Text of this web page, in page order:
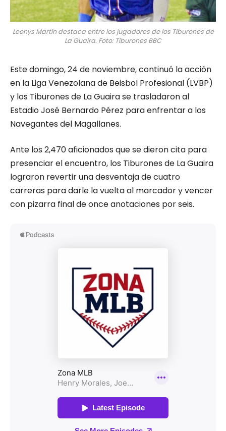
Leonys Martín destaca entre los jugadores de los Tiburones de
La Guaira. Foto: Tiburones BBC
Este domingo, 24 de noviembre, continuó la acción
en la Liga Venezolana de Beisbol Profesional (LVBP)
y los Tiburones de La Guaira se trasladaron al
Estadio José Bernardo Pérez para enfrentar a los
Navegantes del Magallanes.
Ante los 2,470 aficionados que se dieron cita para
presenciar el encuentro, los Tiburones de La Guaira
lograron revertir una desventaja de cuatro
carreras para darle la vuelta al marcador y vencer
con pizarra final de once anotaciones por seis.